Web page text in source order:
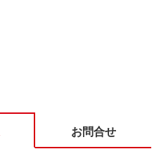
お問合せ